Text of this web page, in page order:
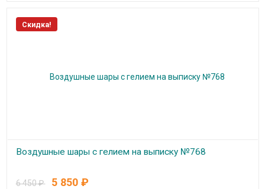
Скидка!
Воздушные шары с гелием на выписку №768
6 450₽ 5 850 ₽